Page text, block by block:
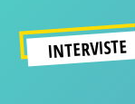
INTERVISTE